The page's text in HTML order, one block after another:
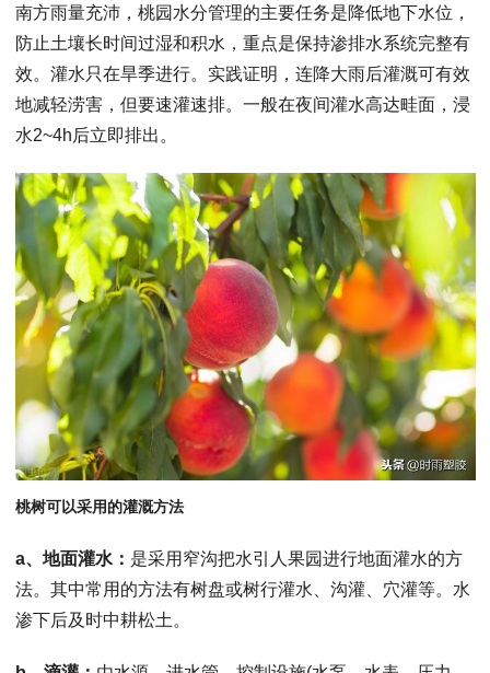
南方雨量充沛，桃园水分管理的主要任务是降低地下水位，
防止土壤长时间过湿和积水，重点是保持渗排水系统完整有
效。灌水只在旱季进行。实践证明，连降大雨后灌溉可有效
地减轻涝害，但要速灌速排。一般在夜间灌水高达畦面，浸
水2~4h后立即排出。
桃树可以采用的灌溉方法
a、地面灌水： 是采用窄沟把水引人果园进行地面灌水的方
法。其中常用的方法有树盘或树行灌水、沟灌、穴灌等。水
渗下后及时中耕松土。